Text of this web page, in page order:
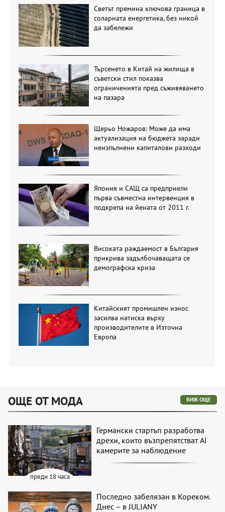
Светът премина ключова граница в
соларната енергетика, без никой
да забележи
Търсенето в Китай на жилища в
съветски стил показва
ограниченията пред съживяването
на пазара
Щерьо Ножаров: Може да има
актуализация на бюджета заради
неизпълнени капиталови разходи
Япония и САЩ са предприели
първа съвместна интервенция в
подкрепа на йената от 2011 г.
Високата раждаемост в България
прикрива задълбочаващата се
демографска криза
Китайският промишлен износ
засилва натиска върху
производителите в Източна
Европа
ОЩЕ ОТ МОДА ВИЖ ОЩЕ
преди 18 часа
Германски стартъп разработва
дрехи, които възпрепятстват AI
камерите за наблюдение
Последно забелязан в Кореком.
Днес – в JULIANY